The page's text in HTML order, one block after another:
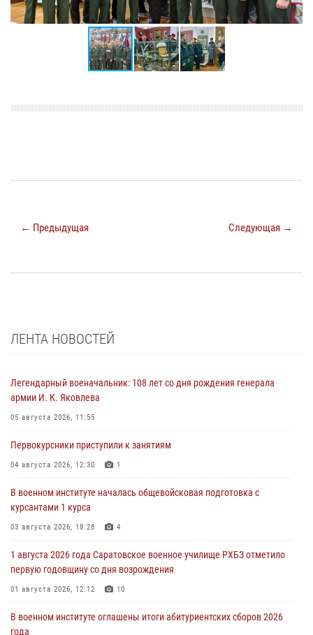
← Предыдущая Следующая →
ЛЕНТА НОВОСТЕЙ
Легендарный военачальник: 108 лет со дня рождения генерала
армии И. К. Яковлева
05 августа 2026, 11:55
Первокурсники приступили к занятиям
04 августа 2026, 12:30 1
В военном институте началась общевойсковая подготовка с
курсантами 1 курса
03 августа 2026, 18:28 4
1 августа 2026 года Саратовское военное училище РХБЗ отметило
первую годовщину со дня возрождения
01 августа 2026, 12:12 10
В военном институте оглашены итоги абитуриентских сборов 2026
года